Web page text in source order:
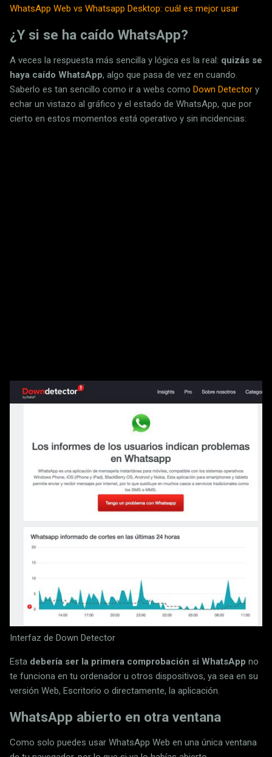
WhatsApp Web vs Whatsapp Desktop: cuál es mejor usar
¿Y si se ha caído WhatsApp?
A veces la respuesta más sencilla y lógica es la real: quizás se
haya caído WhatsApp, algo que pasa de vez en cuando.
Saberlo es tan sencillo como ir a webs como Down Detector y
echar un vistazo al gráfico y el estado de WhatsApp, que por
cierto en estos momentos está operativo y sin incidencias:
Interfaz de Down Detector
Esta debería ser la primera comprobación si WhatsApp no
te funciona en tu ordenador u otros dispositivos, ya sea en su
versión Web, Escritorio o directamente, la aplicación.
WhatsApp abierto en otra ventana
Como solo puedes usar WhatsApp Web en una única ventana